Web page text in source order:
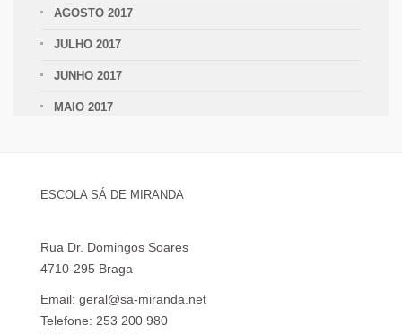
AGOSTO 2017
JULHO 2017
JUNHO 2017
MAIO 2017
ESCOLA SÁ DE MIRANDA
Rua Dr. Domingos Soares
4710-295 Braga
Email: geral@sa-miranda.net
Telefone: 253 200 980